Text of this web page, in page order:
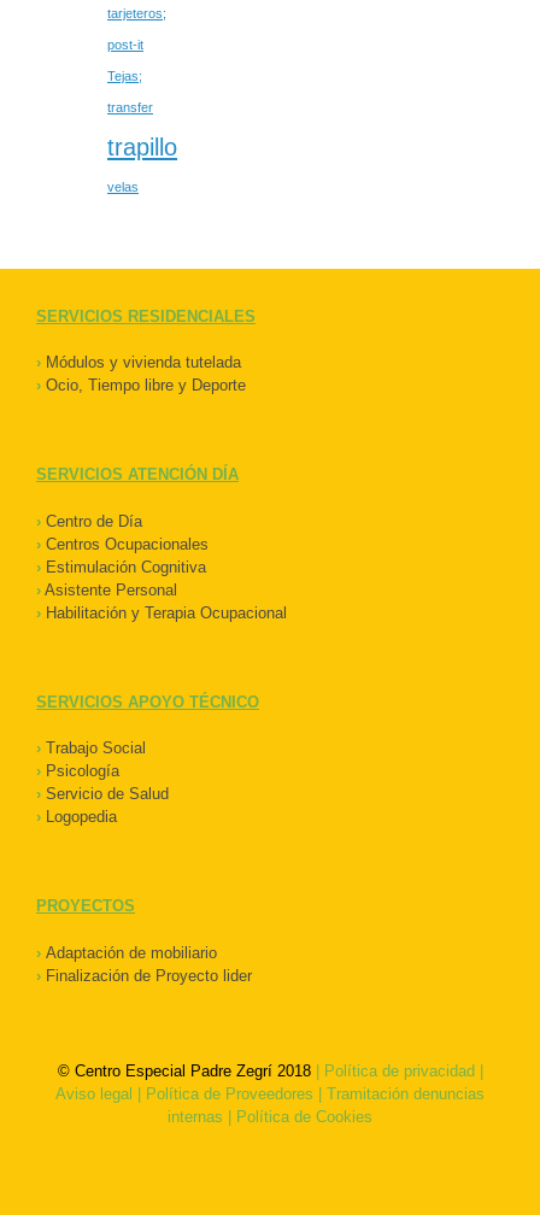
tarjeteros;
post-it
Tejas;
transfer
trapillo
velas
SERVICIOS RESIDENCIALES
› Módulos y vivienda tutelada
› Ocio, Tiempo libre y Deporte
SERVICIOS ATENCIÓN DÍA
› Centro de Día
› Centros Ocupacionales
› Estimulación Cognitiva
› Asistente Personal
› Habilitación y Terapia Ocupacional
SERVICIOS APOYO TÉCNICO
› Trabajo Social
› Psicología
› Servicio de Salud
› Logopedia
PROYECTOS
› Adaptación de mobiliario
› Finalización de Proyecto lider
© Centro Especial Padre Zegrí 2018| Política de privacidad|
Aviso legal | Política de Proveedores | Tramitación denuncias
internas | Política de Cookies